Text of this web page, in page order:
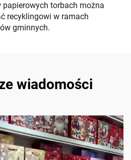
papierowych torbach można
recyklingowi w ramach
gminnych.
wiadomości